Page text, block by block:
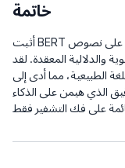
خاتمة
أثبت BERT أن التمثيلات ثنائية الاتجاه العميقة المدربة على نصوص
والدلالية المعقدة. لقد
الطبيعية، مما أدى إلى
الذي هيمن على الذكاء